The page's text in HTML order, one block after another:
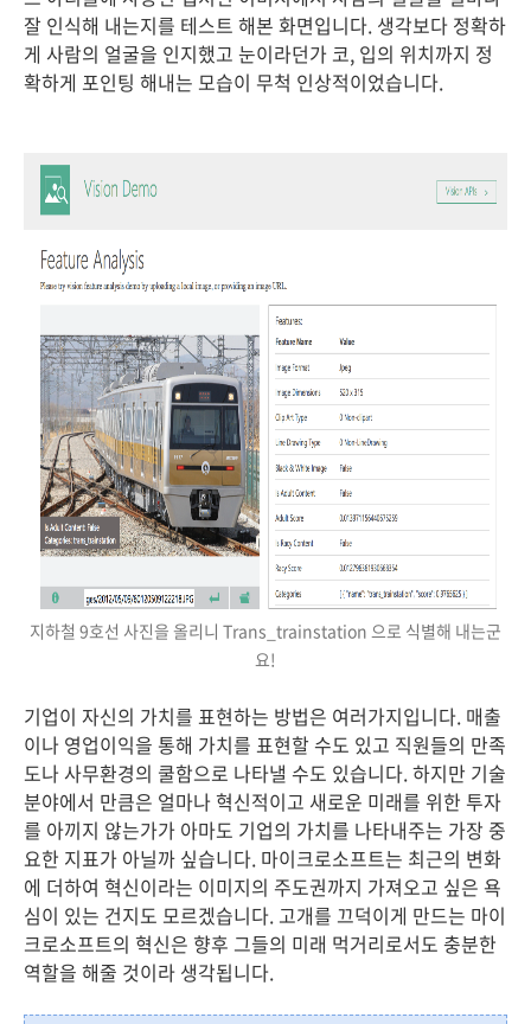
잘 인식해 내는지를 테스트 해본 화면입니다. 생각보다 정확하
게 사람의 얼굴을 인지했고 눈이라던가 코, 입의 위치까지 정
확하게 포인팅 해내는 모습이 무척 인상적이었습니다.
지하철 9호선 사진을 올리니 Trans_trainstation 으로 식별해 내는군
요!
기업이 자신의 가치를 표현하는 방법은 여러가지입니다. 매출
이나 영업이익을 통해 가치를 표현할 수도 있고 직원들의 만족
도나 사무환경의 쿨함으로 나타낼 수도 있습니다. 하지만 기술
분야에서 만큼은 얼마나 혁신적이고 새로운 미래를 위한 투자
를 아끼지 않는가가 아마도 기업의 가치를 나타내주는 가장 중
요한 지표가 아닐까 싶습니다. 마이크로소프트는 최근의 변화
에 더하여 혁신이라는 이미지의 주도권까지 가져오고 싶은 욕
심이 있는 건지도 모르겠습니다. 고개를 끄덕이게 만드는 마이
크로소프트의 혁신은 향후 그들의 미래 먹거리로서도 충분한
역할을 해줄 것이라 생각됩니다.